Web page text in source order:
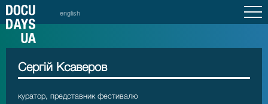
english
Сергій Ксаверов
куратор, представник фестивалю